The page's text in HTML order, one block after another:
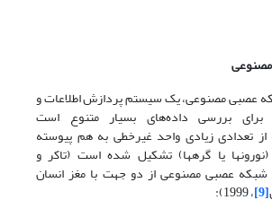
عصبی مصنوعی، یک سیستم پردازش اطلاعات و
بررسی داده‌های بسیار متنوع است
که از تعدادی زیادی واحد غیرخطی به هم پیوسته
(نورون­ها یا گره­ها) تشکیل شده است (تاکر و
و شبکه عصبی مصنوعی از دو جهت با مغز انسان
[9] ، 1999):